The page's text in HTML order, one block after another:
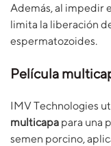
Además, al impedir
limita la liberación
espermatozoides.
Película
IMV Technologies
multicapa para una
semen porcino,